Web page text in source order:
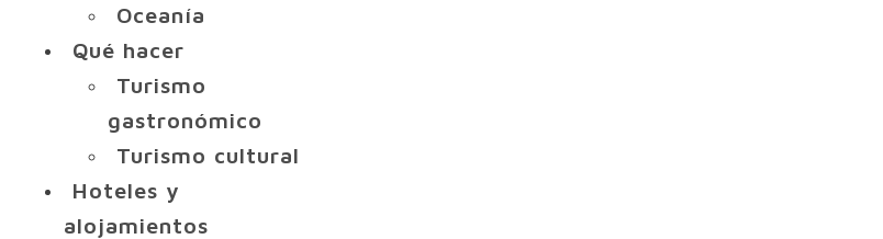
Oceanía
Qué hacer
Turismo
gastronómico
Turismo cultural
Hoteles y
alojamientos